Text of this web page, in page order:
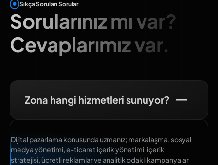
Sıkça Sorulan Sorular
Sorularınız mı var?
Cevaplarımız var.
Zona hangi hizmetleri sunuyor?
Dijital pazarlama konusunda uzmanız; markalaşma, sosyal
medya yönetimi, e-ticaret içerik yönetimi, içerik
stratejisi, ücretli reklamlar ve analitik odaklı kampanyalar